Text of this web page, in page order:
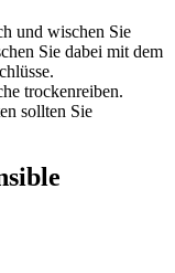
und wischen Sie
Sie dabei mit dem
trockenreiben.
sollten Sie